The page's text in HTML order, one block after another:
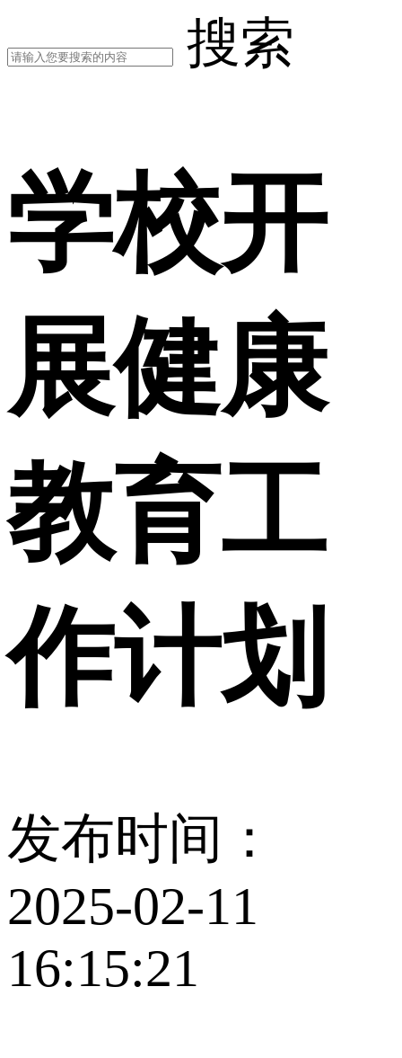
搜索
学校开
展健康
教育工
作计划
发布时间：
2025-02-11
16:15:21